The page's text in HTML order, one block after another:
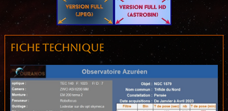
Fiche technique